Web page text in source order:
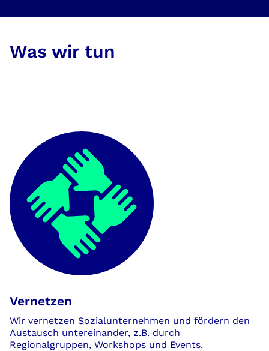
Was wir tun
Vernetzen
Wir vernetzen Sozialunternehmen und fördern den
Austausch untereinander, z.B. durch
Regionalgruppen, Workshops und Events.